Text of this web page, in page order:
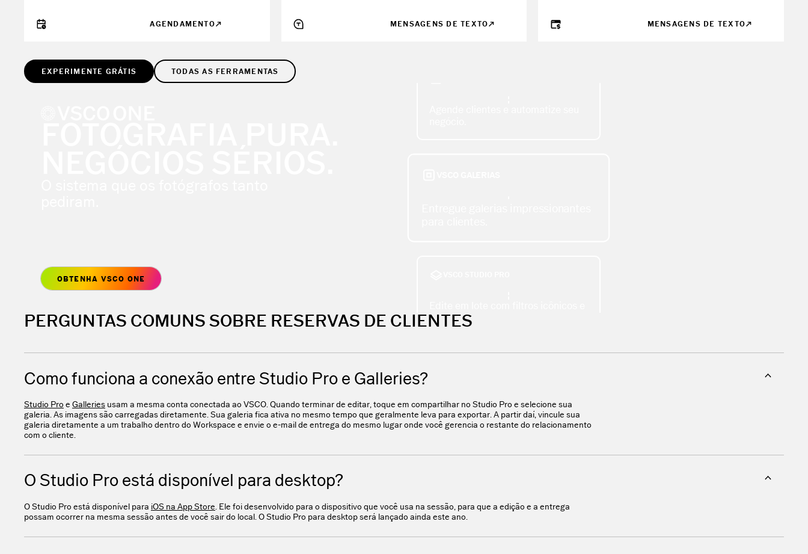
AGENDAMENTO MENSAGENS DE TEXTO MENSAGENS DE TEXTO
EXPERIMENTE GRÁTIS TODAS AS FERRAMENTAS
OBTENHA VSCO ONE
PERGUNTAS COMUNS SOBRE RESERVAS DE CLIENTES
Como funciona a conexão entre Studio Pro e Galleries?
Studio Pro e Galleries usam a mesma conta conectada ao VSCO. Quando terminar de editar, toque em compartilhar no Studio Pro e selecione sua
galeria. As imagens são carregadas diretamente. Sua galeria fica ativa no mesmo tempo que geralmente leva para exportar. A partir daí, vincule sua
galeria diretamente a um trabalho dentro do Workspace e envie o e-mail de entrega do mesmo lugar onde você gerencia o restante do relacionamento
com o cliente.
O Studio Pro está disponível para desktop?
O Studio Pro está disponível para iOS na App Store. Ele foi desenvolvido para o dispositivo que você usa na sessão, para que a edição e a entrega
possam ocorrer na mesma sessão antes de você sair do local. O Studio Pro para desktop será lançado ainda este ano.